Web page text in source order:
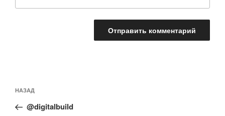
по
записям
Предыдущая
запись:
НАЗАД
@digitalbuild